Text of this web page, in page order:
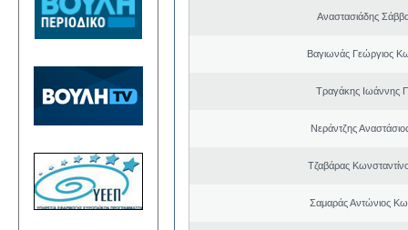
Αναστασιάδης
Βαγιωνάς Γεώργιος
Τραγάκης Ιωάννης
Νεράντζης
Τζαβάρας
Σαμαράς Αντώνιος